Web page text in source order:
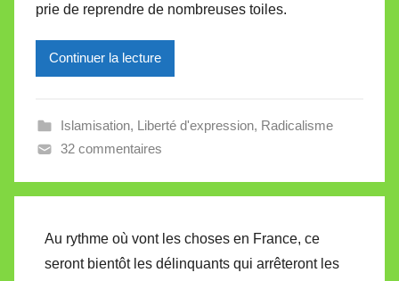
r
l
e
l
e
t
prie de reprendre de nombreuses toiles.
Continuer la lecture
Islamisation, Liberté d'expression, Radicalisme
32 commentaires
Au rythme où vont les choses en France, ce
seront bientôt les délinquants qui arrêteront les